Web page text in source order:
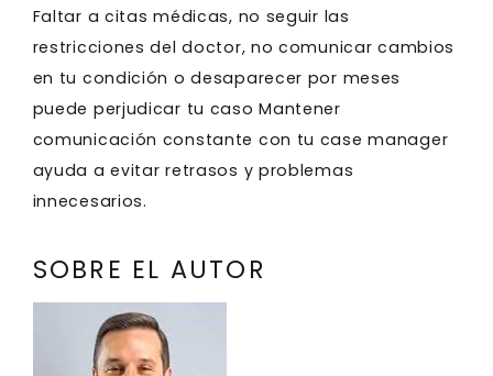
Faltar a citas médicas, no seguir las
restricciones del doctor, no comunicar cambios
en tu condición o desaparecer por meses
puede perjudicar tu caso Mantener
comunicación constante con tu case manager
ayuda a evitar retrasos y problemas
innecesarios.
SOBRE EL AUTOR